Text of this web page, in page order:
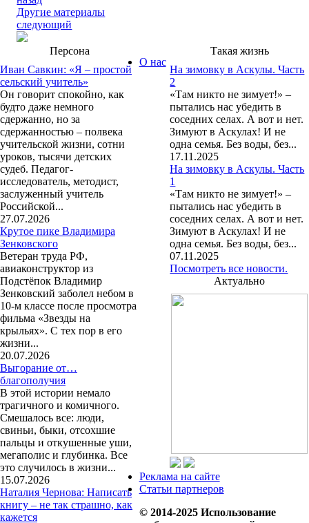
Другие материалы
следующий
Персона
Иван Савкин: «Я – простой
сельский учитель»
Он говорит спокойно, как
будто даже немного
сдержанно, но за
сдержанностью – полвека
учительской жизни, сотни
уроков, тысячи детских
судеб. Педагог-
исследователь, методист,
заслуженный учитель
Российской...
27.07.2026
Крутое пике Владимира
Зенковского
Ветеран труда РФ,
авиаконструктор из
Подстёпок Владимир
Зенковский заболел небом в
10-м классе после просмотра
фильма «Звезды на
крыльях». С тех пор в его
жизни...
20.07.2026
Выгорание от…
благополучия
В этой истории немало
трагичного и комичного.
Смешалось все: люди,
свиньи, быки, отсохшие
пальцы и откушенные уши,
мегаполис и глубинка. Все
это случилось в жизни...
15.07.2026
Наталия Чернова: Написать
книгу – не так страшно, как
кажется
Такая жизнь
На зимовку в Аскулы. Часть
2
«Там никто не зимует!» –
пытались нас убедить в
соседних селах. А вот и нет.
Зимуют в Аскулах! И не
одна семья. Без воды, без...
17.11.2025
На зимовку в Аскулы. Часть
1
«Там никто не зимует!» –
пытались нас убедить в
соседних селах. А вот и нет.
Зимуют в Аскулах! И не
одна семья. Без воды, без...
07.11.2025
Посмотреть все новости.
Актуально
О нас
Реклама на сайте
Статьи партнеров
© 2014-2025 Использование